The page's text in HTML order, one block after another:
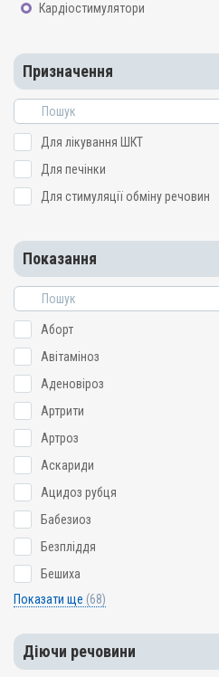
Кардіостимулятори
Призначення
Для лікування ШКТ
Для печінки
Для стимуляції обміну речовин
Показання
Аборт
Авітаміноз
Аденовіроз
Артрити
Артроз
Аскариди
Ацидоз рубця
Бабезиоз
Безпліддя
Бешиха
Показати ще (68)
Діючи речовини